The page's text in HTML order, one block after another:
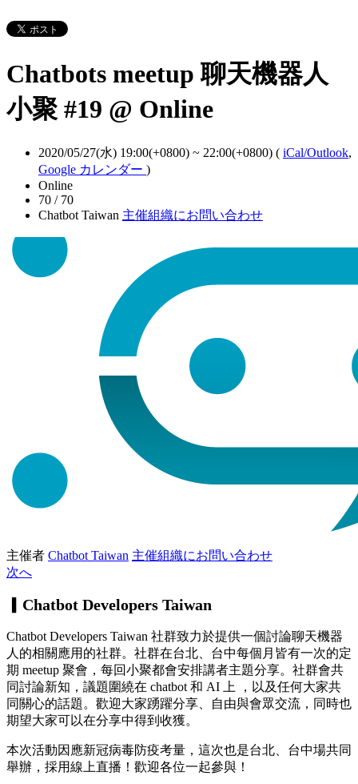
Chatbots meetup 聊天機器人
小聚 #19 @ Online
2020/05/27(水) 19:00(+0800) ~ 22:00(+0800) ( iCal/Outlook,
Google カレンダー )
Online
70 / 70
Chatbot Taiwan 主催組織にお問い合わせ
主催者 Chatbot Taiwan 主催組織にお問い合わせ
次へ
▎Chatbot Developers Taiwan
Chatbot Developers Taiwan 社群致力於提供一個討論聊天機器
人的相關應用的社群。社群在台北、台中每個月皆有一次的定
期 meetup 聚會，每回小聚都會安排講者主題分享。社群會共
同討論新知，議題圍繞在 chatbot 和 AI 上 ，以及任何大家共
同關心的話題。歡迎大家踴躍分享、自由與會眾交流，同時也
期望大家可以在分享中得到收獲。
本次活動因應新冠病毒防疫考量，這次也是台北、台中場共同
舉辦，採用線上直播！歡迎各位一起參與！